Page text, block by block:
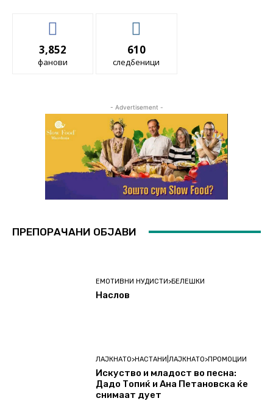
3,852
фанови
610
следбеници
- Advertisement -
ПРЕПОРАЧАНИ ОБЈАВИ
ЕМОТИВНИ НУДИСТИ>БЕЛЕШКИ
Наслов
ЛАЈКНАТО>НАСТАНИ|ЛАЈКНАТО>ПРОМОЦИИ
Искуство и младост во песна:
Дадо Топиќ и Ана Петановска ќе
снимаат дует